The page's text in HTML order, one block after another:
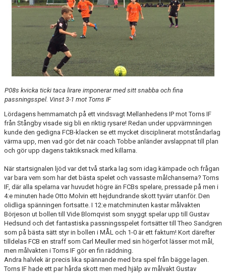
KLÄDBESTÄLLNING
SPONSORER
KLUBBMAGASIN
NATIONELLA SPELFORMER
SKADEBEHANDLING
VÄRDEGRUND
FOTBOLLSCAMP 2026
TRÄNARUTBILDNING
SUPPORTERPRYLAR
GÅBOLL
PROJEKT
P08s kvicka ticki taca lirare imponerar med sitt snabba och fina
passningsspel. Vinst 3-1 mot Torns IF
Lördagens hemmamatch på ett vindsvagt Mellanhedens IP mot Torns IF
från Stångby visade sig bli en riktig rysare! Redan under uppvärmningen
kunde den gedigna FCB-klacken se ett mycket disciplinerat motståndarlag
värma upp, men vad gör det när coach Tobbe anländer avslappnat till plan
och gör upp dagens taktiksnack med killarna.
När startsignalen ljöd var det två starka lag som idag kämpade och frågan
var bara vem som har det bästa spelet och vassaste målchanserna? Torns
IF, där alla spelarna var huvudet högre än FCBs spelare, pressade på men i
4:e minuten hade Otto Molvin ett hejdundrande skott tyvärr utanför. Den
olidliga spänningen fortsatte. I 12:e matchminuten kastar målvakten
Börjeson ut bollen till Vide Blomqvist som snyggt spelar upp till Gustav
Hedsund och det fantastiska passningsspelet fortsätter till Theo Sandgren
som på bästa sätt styr in bollen i MÅL och 1-0 är ett faktum! Kort därefter
tilldelas FCB en straff som Carl Meuller med sin högerfot lässer mot mål,
men målvakten i Torns IF gör en fin räddning.
Andra halvlek är precis lika spännande med bra spel från bägge lagen.
Torns IF hade ett par hårda skott men med hjälp av målvakt Gustav